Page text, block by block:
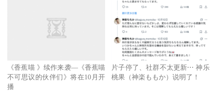
《香蕉喵 》续作来袭—《香蕉喵
不可思议的伙伴们》将在10月开
播
片子停了、社群不太更新⋯ 神乐
桃果（神楽ももか）说明了！